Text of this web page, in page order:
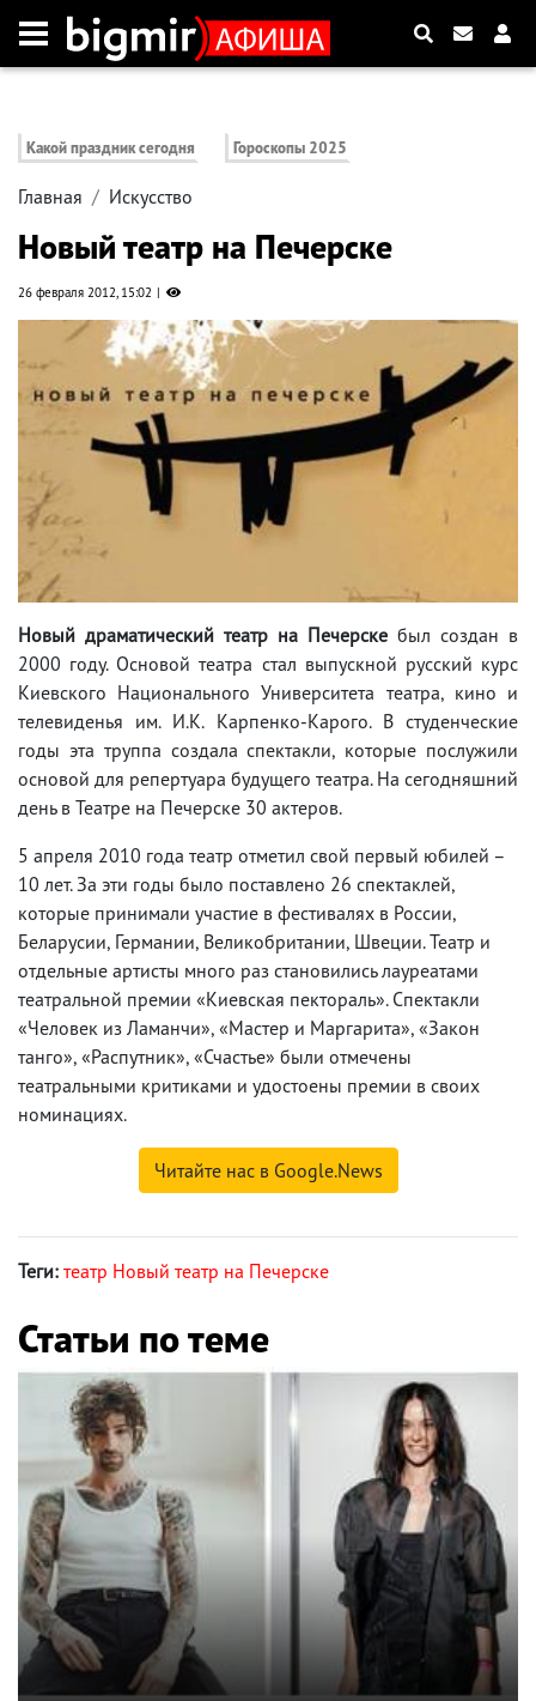
Какой праздник сегодня Гороскопы 2025
Главная Искусство
Новый театр на Печерске
26 февраля 2012, 15:02
Новый драматический театр на Печерске был создан в
2000 году. Основой театра стал выпускной русский курс
Киевского Национального Университета театра, кино и
телевиденья им. И.К. Карпенко-Карого. В студенческие
годы эта труппа создала спектакли, которые послужили
основой для репертуара будущего театра. На сегодняшний
день в Театре на Печерске 30 актеров.
5 апреля 2010 года театр отметил свой первый юбилей –
10 лет. За эти годы было поставлено 26 спектаклей,
которые принимали участие в фестивалях в России,
Беларусии, Германии, Великобритании, Швеции. Театр и
отдельные артисты много раз становились лауреатами
театральной премии «Киевская пектораль». Спектакли
«Человек из Ламанчи», «Мастер и Маргарита», «Закон
танго», «Распутник», «Счастье» были отмечены
театральными критиками и удостоены премии в своих
номинациях.
Читайте нас в Google.News
Теги: театр Новый театр на Печерске
Статьи по теме